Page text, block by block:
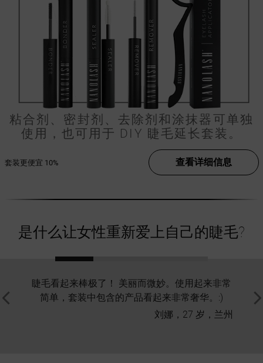
粘合剂、密封剂、去除剂和涂抹器可单独
使用，也可用于 DIY 睫毛延长套装。
套装更便宜 10% 查看详细信息
是什么让女性重新爱上自己的睫毛?
睫毛看起来棒极了！ 美丽而微妙。使用起来非常
简单，套装中包含的产品看起来非常奢华。:)
刘娜，27 岁，兰州
好的